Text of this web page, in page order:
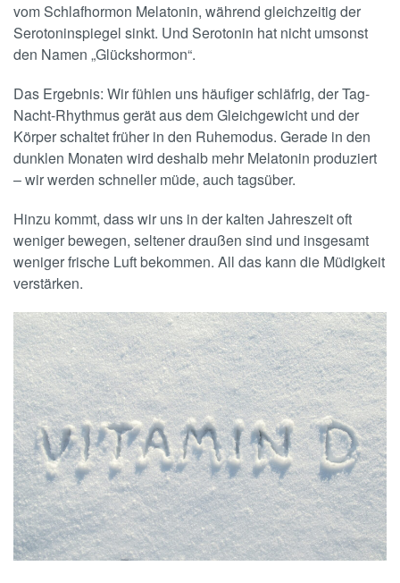
vom Schlafhormon Melatonin, während gleichzeitig der
Serotoninspiegel sinkt. Und Serotonin hat nicht umsonst
den Namen „Glückshormon“.
Das Ergebnis: Wir fühlen uns häufiger schläfrig, der Tag-
Nacht-Rhythmus gerät aus dem Gleichgewicht und der
Körper schaltet früher in den Ruhemodus. Gerade in den
dunklen Monaten wird deshalb mehr Melatonin produziert
– wir werden schneller müde, auch tagsüber.
Hinzu kommt, dass wir uns in der kalten Jahreszeit oft
weniger bewegen, seltener draußen sind und insgesamt
weniger frische Luft bekommen. All das kann die Müdigkeit
verstärken.